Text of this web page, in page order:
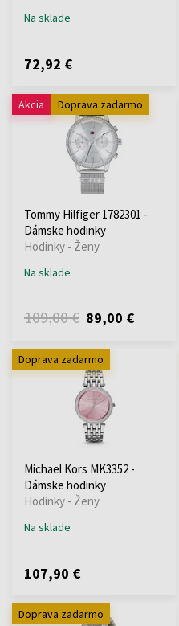
Na sklade
72,92 €
Akcia Doprava zadarmo
Tommy Hilfiger 1782301 -
Dámske hodinky
Hodinky - Ženy
Na sklade
109,00 € 89,00 €
Doprava zadarmo
Michael Kors MK3352 -
Dámske hodinky
Hodinky - Ženy
Na sklade
107,90 €
Doprava zadarmo